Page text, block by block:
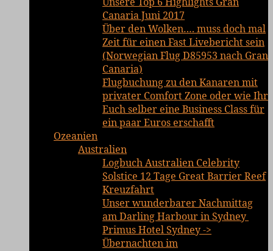
Canaria Juni 2017
Über den Wolken…. muss doch mal
Zeit für einen Fast Livebericht sein
(Norwegian Flug D85953 nach Gran
Canaria)
Flugbuchung zu den Kanaren mit
privater Comfort Zone oder wie Ihr
Euch selber eine Business Class für
ein paar Euros erschafft
Ozeanien
Australien
Logbuch Australien Celebrity
Solstice 12 Tage Great Barrier Reef
Kreuzfahrt
Unser wunderbarer Nachmittag
am Darling Harbour in Sydney
Primus Hotel Sydney ->
Übernachten im